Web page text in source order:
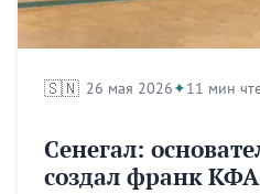
🇸🇳 26 мая 2026 11 мин
Сенегал:
создал франк КФА